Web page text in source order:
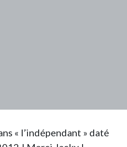
« l’indépendant » daté